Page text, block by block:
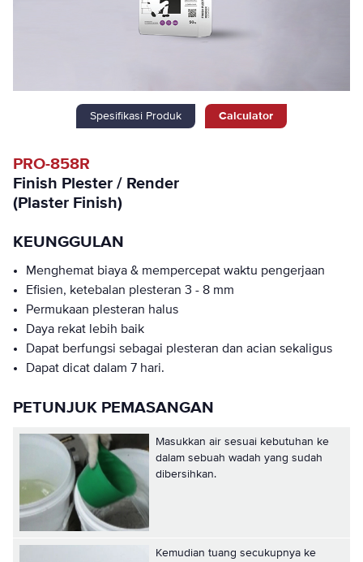
Spesifikasi Produk Calculator
PRO-858R
Finish Plester / Render
(Plaster Finish)
KEUNGGULAN
Menghemat biaya & mempercepat waktu pengerjaan
Efisien, ketebalan plesteran 3 - 8 mm
Permukaan plesteran halus
Daya rekat lebih baik
Dapat berfungsi sebagai plesteran dan acian sekaligus
Dapat dicat dalam 7 hari.
PETUNJUK PEMASANGAN
Masukkan air sesuai kebutuhan ke
dalam sebuah wadah yang sudah
dibersihkan.
Kemudian tuang secukupnya ke